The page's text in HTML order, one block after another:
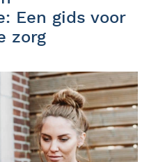
Een gids voor
zorg